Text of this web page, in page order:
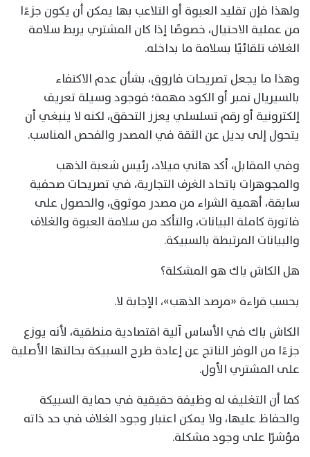
ولهذا فإن تقليد العبوة أو التلاعب بها يمكن أن يكون جزءًا
من عملية الاحتيال، خصوصًا إذا كان المشتري يربط سلامة
الغلاف تلقائيًا بسلامة ما بداخله.
وهذا ما يجعل تصريحات فاروق، بشأن عدم الاكتفاء
بالسيريال نمبر أو الكود مهمة؛ فوجود وسيلة تعريف
إلكترونية أو رقم تسلسلي يعزز التحقق، لكنه لا ينبغي أن
يتحول إلى بديل عن الثقة في المصدر والفحص المناسب.
وفي المقابل، أكد هاني ميلاد، رئيس شعبة الذهب
والمجوهرات باتحاد الغرف التجارية، في تصريحات صحفية
سابقة، أهمية الشراء من مصدر موثوق، والحصول على
فاتورة كاملة البيانات، والتأكد من سلامة العبوة والغلاف
والبيانات المرتبطة بالسبيكة.
هل الكاش باك هو المشكلة؟
بحسب قراءة «مرصد الذهب»، الإجابة لا.
الكاش باك في الأساس آلية اقتصادية منطقية، لأنه يوزع
جزءًا من الوفر الناتج عن إعادة طرح السبيكة بحالتها الأصلية
على المشتري الأول.
كما أن التغليف له وظيفة حقيقية في حماية السبيكة
والحفاظ عليها، ولا يمكن اعتبار وجود الغلاف في حد ذاته
مؤشرًا على وجود مشكلة.